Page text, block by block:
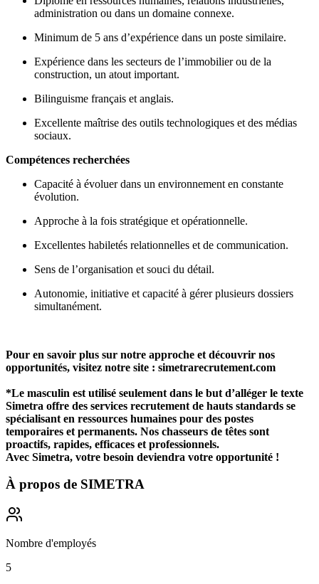
administration ou dans un domaine connexe.
Minimum de 5 ans d’expérience dans un poste similaire.
Expérience dans les secteurs de l’immobilier ou de la
construction, un atout important.
Bilinguisme français et anglais.
Excellente maîtrise des outils technologiques et des médias
sociaux.
Compétences recherchées
Capacité à évoluer dans un environnement en constante
évolution.
Approche à la fois stratégique et opérationnelle.
Excellentes habiletés relationnelles et de communication.
Sens de l’organisation et souci du détail.
Autonomie, initiative et capacité à gérer plusieurs dossiers
simultanément.
Pour en savoir plus sur notre approche et découvrir nos
opportunités, visitez notre site : simetrarecrutement.com
*Le masculin est utilisé seulement dans le but d’alléger le texte
Simetra offre des services recrutement de hauts standards se
spécialisant en ressources humaines pour des postes
temporaires et permanents. Nos chasseurs de têtes sont
proactifs, rapides, efficaces et professionnels.
Avec Simetra, votre besoin deviendra votre opportunité !
À propos de SIMETRA
Nombre d'employés
5